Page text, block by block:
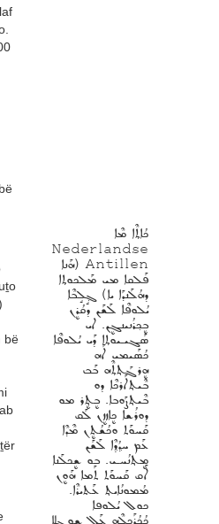
bë
ܟܳܐܬ݂ܶܐ ܡܶܐ
Nederlandse
Antillen (ܗܰܢܐ
ܦܰܠܩܐ ܡܝ ܡܰܠܟܘܬ݂ܐ
ܕܗܳܠܰܢܕܰܐ ܝܐ) ܓ݂ܱܠܱܒܶܐ
ܝܳܠܘܦܶܐ ܠܰܫܰܢ ܕܩܳܪܷܢ
ܒܷܟ݂ܪܳܢܝܢܓܷܢ. ܐܝ
ܣܰܓܝـܝܘܬ݂ܐ ܕܰܝ ܝܳܠܘܦܶܐ
ܟܳܣܰܝܡܝ ܐܰܗ
ܗܷܪܓܰܬ݂ܬ݂ܶܗ ܒܰܒ
ܒܶܝܬ݂ܐܰܪܟܶܐ ܕܘ
ܒܶܝܬ݂ܨܰܘܒܐ. ܒܷܬ݂ܷܪ ܡܘ
ܕܘܪܳܫܐ ܟܷܐܙܙܷܢ ܠܰܩ
ܩܰܚܘܰܬ ܘܟܳܫܳܬܷܢ ܡܶܕܶܐ
ܥܰܡ ܚܕ݂ܳܕ݂ܶܐ ܠܰܫܰܢ
ܡܷܬ݂ܢܳܚـܝ. ܒܘ ܫܷܟܠܰܢܐ
ܐܰܩ ܩܰܚܘܰܬ ܬܰܡܐ ܗܰܘܷܢ
ܡܳܡܘܢܳܐܝܬ݂ ܥܰܬܝܪܶܐ.
ܟܘܠ ܝܳܠܘܦܐ